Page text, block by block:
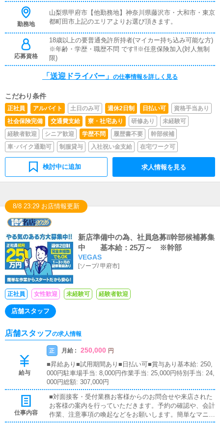
勤務地
山梨県甲府市【他勤務地】神奈川県藤沢市・大和市・東京
都町田市上記のエリアよりお選び頂きます。
応募資格
18歳以上の要普通免許所持者(マイカー持ち込み可能な方)
※年齢・学歴・職歴不問 です‼※任意保険加入(対人無制
限)
「送迎ドライバー」 の仕事情報を詳しく見る
こだわり条件
正社員 アルバイト 土日のみ可 週休2日制 日払い可
資格手当あり
社会保険完備
交通費支給 寮・社宅あり 研修あり
未経験可
経験者歓迎
シニア歓迎 学歴不問 履歴書不要
幹部候補
車･バイク通勤可
制服貸与 入社祝い金支給 在宅ワーク可
検討中に追加 求人情報を見る
8/8 23:29 お店情報更新
新店準備中の為、社員急募❕❕幹部候補募集
中 基本給：25万～ ※幹部
VEGAS
[ソープ/甲府市]
正社員 女性歓迎 未経験可 経験者歓迎
店舗スタッフ
店舗スタッフの求人情報
給与
正 月給 : 250,000 円
■昇給あり■試用期間あり■日払い可■賞与あり基本給: 250,
000円駐車場手当: 8,000円作業手当: 25,000円特別手当: 24,
000円総額: 307,000円
仕事内容
■対面接客・受付業務お客様からのお問合せや来店された
お客様の案内を行っていただきます。予約の確認や、会計
作業、注意事項の喚起などをお願いします。簡単なマニュ
アルや、先輩スタッフに付いて業務内容を見ながら徐々に